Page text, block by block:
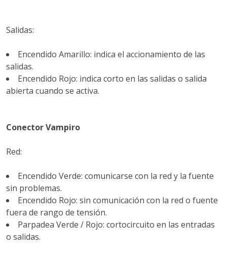
Salidas:
Encendido Amarillo: indica el accionamiento de las
salidas.
Encendido Rojo: indica corto en las salidas o salida
abierta cuando se activa.
Conector Vampiro
Red:
Encendido Verde: comunicarse con la red y la fuente
sin problemas.
Encendido Rojo: sin comunicación con la red o fuente
fuera de rango de tensión.
Parpadea Verde / Rojo: cortocircuito en las entradas
o salidas.